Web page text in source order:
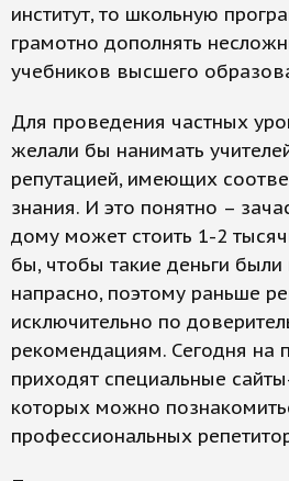
институт, то школьную
грамотно дополнять
учебников высшего
Для проведения частных
желали бы нанимать
репутацией, имеющих
знания. И это понятно –
дому может стоить 1-2
бы, чтобы такие деньги
напрасно, поэтому раньше
исключительно по
рекомендациям. Сегодня на
приходят специальные
которых можно
профессиональных